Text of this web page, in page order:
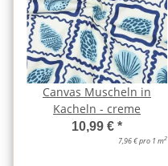
Canvas Muscheln in
Kacheln - creme
10,99 € *
7,96 € pro 1 m2